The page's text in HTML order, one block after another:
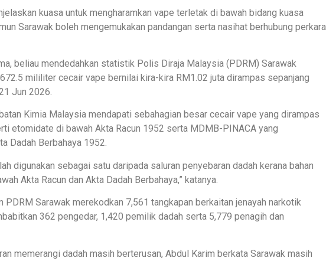
kuasa untuk mengharamkan vape terletak di bawah bidang kuasa
Sarawak boleh mengemukakan pandangan serta nasihat berhubung perkara
beliau mendedahkan statistik Polis Diraja Malaysia (PDRM) Sarawak
mililiter cecair vape bernilai kira-kira RM1.02 juta dirampas sepanjang
Jun 2026.
Kimia Malaysia mendapati sebahagian besar cecair vape yang dirampas
etomidate di bawah Akta Racun 1952 serta MDMB-PINACA yang
Dadah Berbahaya 1952.
digunakan sebagai satu daripada saluran penyebaran dadah kerana bahan
Akta Racun dan Akta Dadah Berbahaya,” katanya.
PDRM Sarawak merekodkan 7,561 tangkapan berkaitan jenayah narkotik
362 pengedar, 1,420 pemilik dadah serta 5,779 penagih dan
memerangi dadah masih berterusan, Abdul Karim berkata Sarawak masih